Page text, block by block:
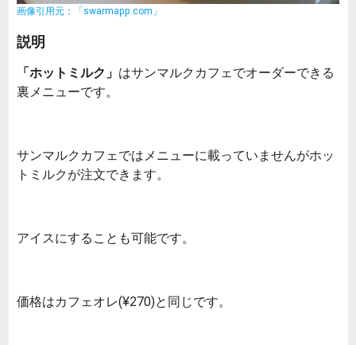
画像引用元：「swarmapp.com」
説明
「ホットミルク」 はサンマルクカフェでオーダーできる
裏メニューです。
サンマルクカフェではメニューに載っていませんがホッ
トミルクが注文できます。
アイスにすることも可能です。
価格はカフェオレ(¥270)と同じです。